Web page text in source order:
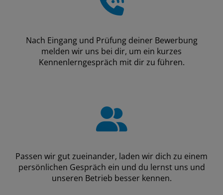
Nach Eingang und Prüfung deiner Bewerbung
melden wir uns bei dir, um ein kurzes
Kennenlerngespräch mit dir zu führen.
Passen wir gut zueinander, laden wir dich zu einem
persönlichen Gespräch ein und du lernst uns und
unseren Betrieb besser kennen.